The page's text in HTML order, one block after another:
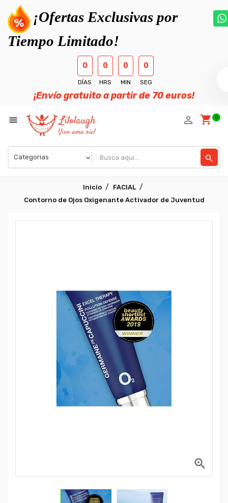
¡Ofertas Exclusivas por
Tiempo Limitado!
0
DÍAS
0
HRS
0
MIN
0
SEG
¡Envío gratuito a partir de 70 euros!
 shopping_cart 0
person_outline
search
Inicio
FACIAL
Contorno de Ojos Oxigenante Activador de Juventud
